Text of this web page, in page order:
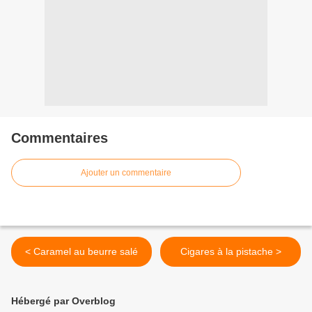
Commentaires
Ajouter un commentaire
< Caramel au beurre salé Cigares à la pistache >
Hébergé par Overblog